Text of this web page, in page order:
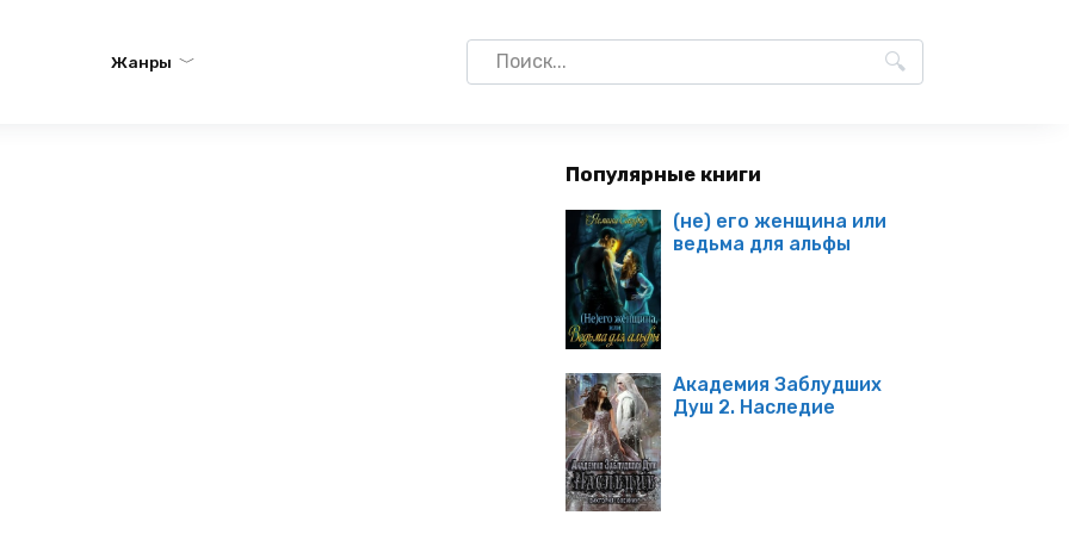
Жанры
Search
for:
Популярные книги
(не) его женщина или
ведьма для альфы
Академия Заблудших
Душ 2. Наследие